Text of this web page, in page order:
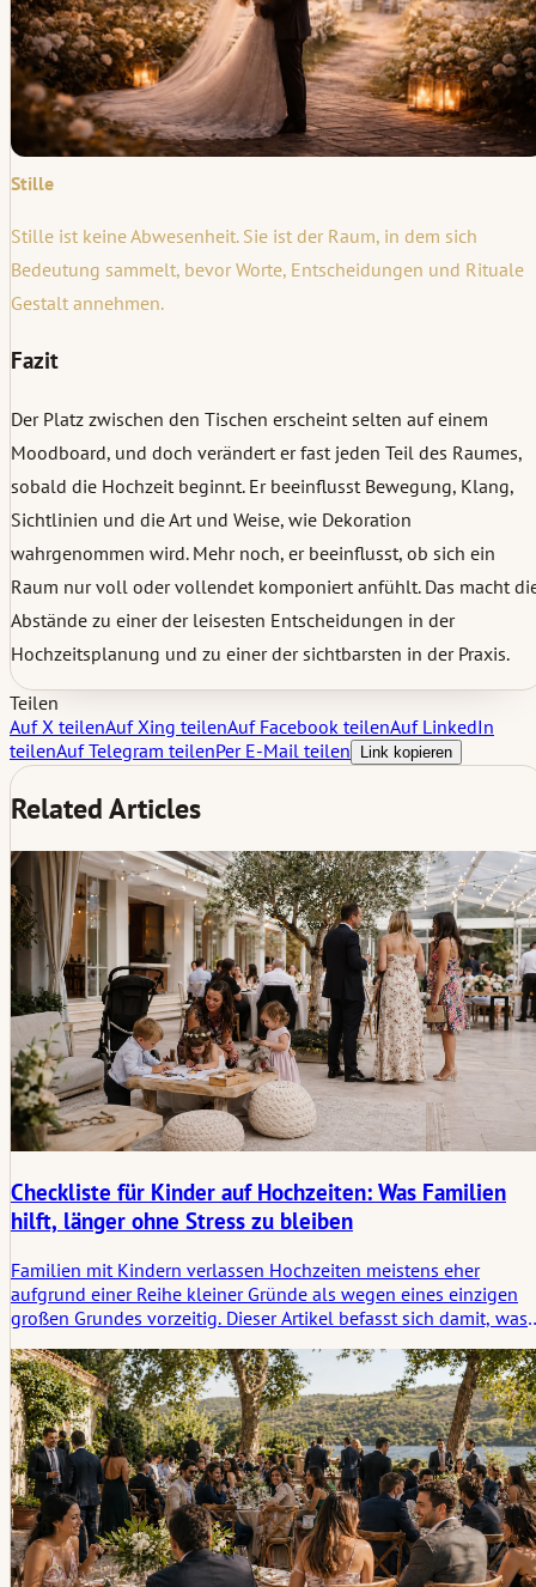
Stille
Stille ist keine Abwesenheit. Sie ist der Raum, in dem sich
Bedeutung sammelt, bevor Worte, Entscheidungen und Rituale
Gestalt annehmen.
Fazit
Der Platz zwischen den Tischen erscheint selten auf einem
Moodboard, und doch verändert er fast jeden Teil des Raumes,
sobald die Hochzeit beginnt. Er beeinflusst Bewegung, Klang,
Sichtlinien und die Art und Weise, wie Dekoration
wahrgenommen wird. Mehr noch, er beeinflusst, ob sich ein
Raum nur voll oder vollendet komponiert anfühlt. Das macht
Abstände zu einer der leisesten Entscheidungen in der
Hochzeitsplanung und zu einer der sichtbarsten in der Praxis.
Teilen
Auf X teilenAuf Xing teilenAuf Facebook teilenAuf LinkedIn
teilenAuf Telegram teilenPer E-Mail teilen Link kopieren
Related Articles
Checkliste für Kinder auf Hochzeiten: Was Familien
hilft, länger ohne Stress zu bleiben
Familien mit Kindern verlassen Hochzeiten meistens eher
aufgrund einer Reihe kleiner Gründe als wegen eines einzigen
großen Grundes vorzeitig. Dieser Artikel befasst sich damit, was
Essens und Rückzugsorten bis hin zu ruhigeren Übergängen
dem einfachen Bedürfnis nach Entlastung.